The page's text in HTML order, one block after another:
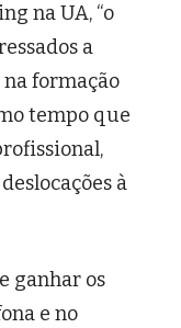
na UA, “o
a
formação
tempo que
à
ganhar os
e no